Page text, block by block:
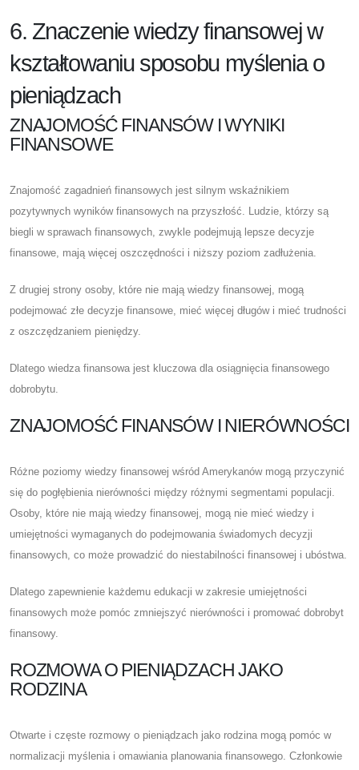
6. Znaczenie wiedzy finansowej w
kształtowaniu sposobu myślenia o
pieniądzach
ZNAJOMOŚĆ FINANSÓW I WYNIKI
FINANSOWE
Znajomość zagadnień finansowych jest silnym wskaźnikiem
pozytywnych wyników finansowych na przyszłość. Ludzie, którzy są
biegli w sprawach finansowych, zwykle podejmują lepsze decyzje
finansowe, mają więcej oszczędności i niższy poziom zadłużenia.
Z drugiej strony osoby, które nie mają wiedzy finansowej, mogą
podejmować złe decyzje finansowe, mieć więcej długów i mieć trudności
z oszczędzaniem pieniędzy.
Dlatego wiedza finansowa jest kluczowa dla osiągnięcia finansowego
dobrobytu.
ZNAJOMOŚĆ FINANSÓW I NIERÓWNOŚCI
Różne poziomy wiedzy finansowej wśród Amerykanów mogą przyczynić
się do pogłębienia nierówności między różnymi segmentami populacji.
Osoby, które nie mają wiedzy finansowej, mogą nie mieć wiedzy i
umiejętności wymaganych do podejmowania świadomych decyzji
finansowych, co może prowadzić do niestabilności finansowej i ubóstwa.
Dlatego zapewnienie każdemu edukacji w zakresie umiejętności
finansowych może pomóc zmniejszyć nierówności i promować dobrobyt
finansowy.
ROZMOWA O PIENIĄDZACH JAKO
RODZINA
Otwarte i częste rozmowy o pieniądzach jako rodzina mogą pomóc w
normalizacji myślenia i omawiania planowania finansowego. Członkowie